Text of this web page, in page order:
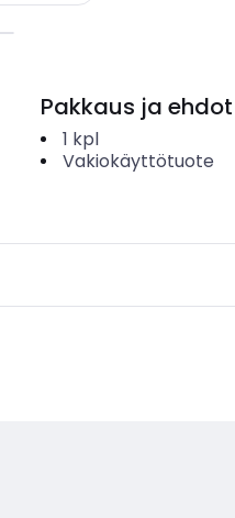
Pakkaus ja ehdot
1 kpl
Vakiokäyttötuote